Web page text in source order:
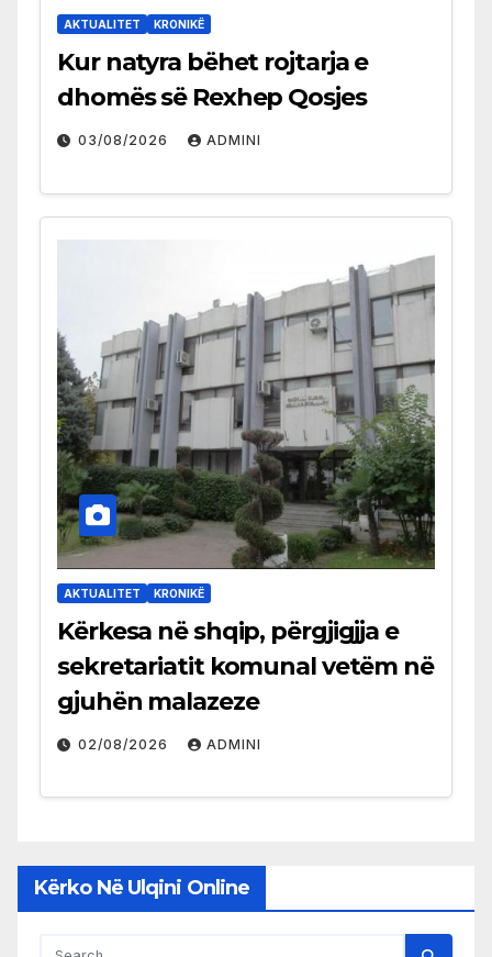
AKTUALITET KRONIKË
Kur natyra bëhet rojtarja e
dhomës së Rexhep Qosjes
03/08/2026 ADMINI
AKTUALITET KRONIKË
Kërkesa në shqip, përgjigjja e
sekretariatit komunal vetëm në
gjuhën malazeze
02/08/2026 ADMINI
Kërko Në Ulqini Online